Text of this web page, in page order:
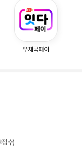
우체국페이
수)